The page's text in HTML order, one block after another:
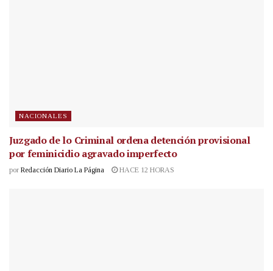
NACIONALES
Juzgado de lo Criminal ordena detención provisional
por feminicidio agravado imperfecto
por Redacción Diario La Página HACE 12 HORAS